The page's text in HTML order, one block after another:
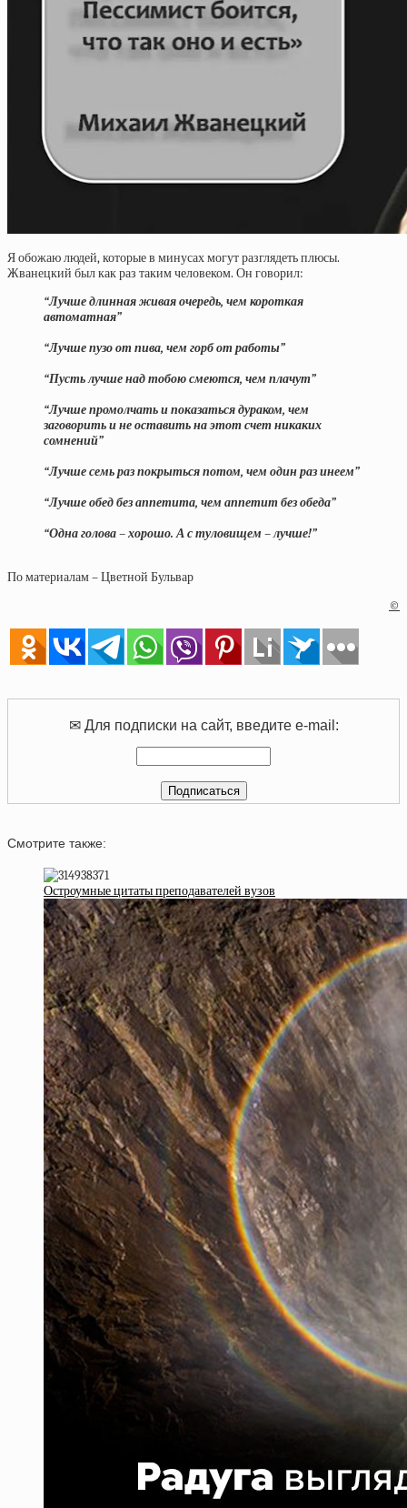
Я обожаю людей, которые в минусах могут разглядеть плюсы.
Жванецкий был как раз таким человеком. Он говорил:
“Лучше длинная живая очередь, чем короткая
автоматная”
“Лучше пузо от пива, чем горб от работы”
“Пусть лучше над тобою смеются, чем плачут”
“Лучше промолчать и показаться дураком, чем
заговорить и не оставить на этот счет никаких
сомнений”
“Лучше семь раз покрыться потом, чем один раз инеем”
“Лучше обед без аппетита, чем аппетит без обеда”
“Одна голова – хорошо. А с туловищем – лучше!”
По материалам – Цветной Бульвар
©
✉ Для подписки на сайт, введите e-mail:
Смотрите также:
Остроумные цитаты преподавателей вузов